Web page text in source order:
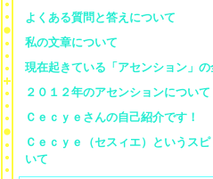
よくある質問と答えについて
私の文章について
現在起きている「アセンション」
２０１２年のアセンションについて
Ｃｅｃｙｅさんの自己紹介です！
Ｃｅｃｙｅ（セスィエ）というス
いて